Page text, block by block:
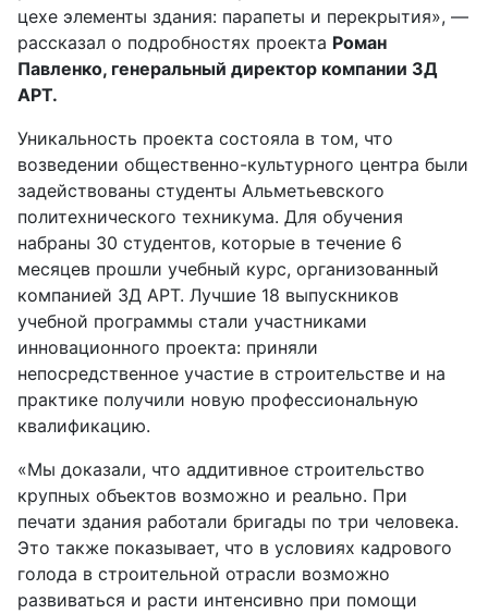
цехе элементы здания: парапеты и перекрытия», —
рассказал о подробностях проекта Роман
Павленко, генеральный директор компании 3Д
АРТ.
Уникальность проекта состояла в том, что
возведении общественно-культурного центра были
задействованы студенты Альметьевского
политехнического техникума. Для обучения
набраны 30 студентов, которые в течение 6
месяцев прошли учебный курс, организованный
компанией 3Д АРТ. Лучшие 18 выпускников
учебной программы стали участниками
инновационного проекта: приняли
непосредственное участие в строительстве и на
практике получили новую профессиональную
квалификацию.
«Мы доказали, что аддитивное строительство
крупных объектов возможно и реально. При
печати здания работали бригады по три человека.
Это также показывает, что в условиях кадрового
голода в строительной отрасли возможно
развиваться и расти интенсивно при помощи